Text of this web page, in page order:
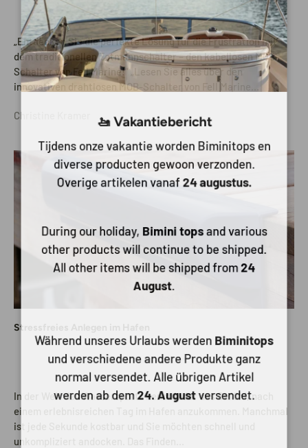
„Entdecken Sie die perfekte Lösung für die Frustration mit
dem traditionellen Totmannschalter – den kabellosen MOB-
Schalter von Fell Marine!“ „Lesen Sie alles über den
innovativen drahtlosen MOB-Schalter von Fell Marine...
Christine Kramer
Stressfreies Anlegen im Hafen
In der Welt des Wassersports kennt jeder das Gefühl, nach
einem erlebnisreichen Tag im Hafen anzukommen. Manchmal
ist jede Sekunde kostbar und Sie möchten schnell und
unkompliziert andocken. Das Finden...
🚤 Vakantiebericht
Tijdens onze vakantie worden Biminitops en
diverse producten gewoon verzonden.
Overige artikelen vanaf24 augustus.
During our holiday, Bimini topsand various
other products will continue to be shipped.
All other items will be shipped from24
August.
Während unseres Urlaubs werdenBiminitops
und verschiedene andere Produkte ganz
normal versendet. Alle übrigen Artikel
werden ab dem24. August versendet.